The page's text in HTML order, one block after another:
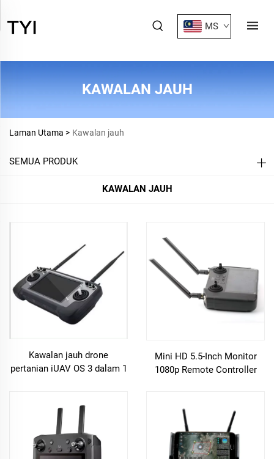
MS
KAWALAN JAUH
Laman Utama > Kawalan jauh
SEMUA PRODUK
KAWALAN JAUH
Kawalan jauh drone
pertanian iUAV OS 3 dalam 1
dengan kamera
Mini HD 5.5-Inch Monitor
1080p Remote Controller
Transmitter